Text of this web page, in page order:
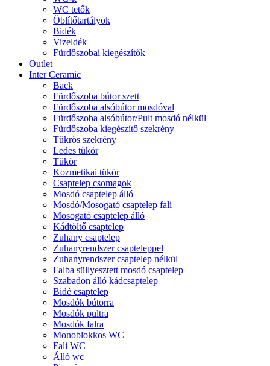
WC tetők
Öblítőtartályok
Bidék
Vizeldék
Fürdőszobai kiegészítők
Outlet
Inter Ceramic
Back
Fürdőszoba bútor szett
Fürdőszoba alsóbútor mosdóval
Fürdőszoba alsóbútor/Pult mosdó nélkül
Fürdőszoba kiegészítő szekrény
Tükrös szekrény
Ledes tükör
Tükör
Kozmetikai tükör
Csaptelep csomagok
Mosdó csaptelep álló
Mosdó/Mosogató csaptelep fali
Mosogató csaptelep álló
Kádtöltő csaptelep
Zuhany csaptelep
Zuhanyrendszer csapteleppel
Zuhanyrendszer csaptelep nélkül
Falba süllyesztett mosdó csaptelep
Szabadon álló kádcsaptelep
Bidé csaptelep
Mosdók bútorra
Mosdók pultra
Mosdók falra
Monoblokkos WC
Fali WC
Álló wc